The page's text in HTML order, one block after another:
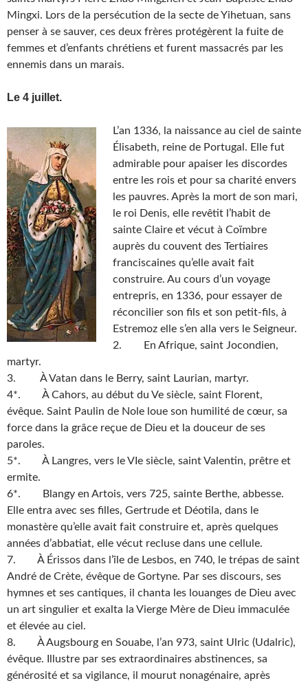
Mingxi. Lors de la persécution de la secte de Yihetuan, sans
penser à se sauver, ces deux frères protégèrent la fuite de
femmes et d’enfants chrétiens et furent massacrés par les
ennemis dans un marais.
Le 4 juillet.
L’an 1336, la naissance au ciel de sainte
Élisabeth, reine de Portugal. Elle fut
admirable pour apaiser les discordes
entre les rois et pour sa charité envers
les pauvres. Après la mort de son mari,
le roi Denis, elle revêtit l’habit de
sainte Claire et vécut à Coïmbre
auprès du couvent des Tertiaires
franciscaines qu’elle avait fait
construire. Au cours d’un voyage
entrepris, en 1336, pour essayer de
réconcilier son fils et son petit-fils, à
Estremoz elle s’en alla vers le Seigneur.
2. En Afrique, saint Jocondien,
martyr.
3. À Vatan dans le Berry, saint Laurian, martyr.
4*. À Cahors, au début du Ve siècle, saint Florent,
évêque. Saint Paulin de Nole loue son humilité de cœur, sa
force dans la grâce reçue de Dieu et la douceur de ses
paroles.
5*. À Langres, vers le VIe siècle, saint Valentin, prêtre et
ermite.
6*. Blangy en Artois, vers 725, sainte Berthe, abbesse.
Elle entra avec ses filles, Gertrude et Déotila, dans le
monastère qu’elle avait fait construire et, après quelques
années d’abbatiat, elle vécut recluse dans une cellule.
7. À Érissos dans l’île de Lesbos, en 740, le trépas de saint
André de Crète, évêque de Gortyne. Par ses discours, ses
hymnes et ses cantiques, il chanta les louanges de Dieu avec
un art singulier et exalta la Vierge Mère de Dieu immaculée
et élevée au ciel.
8. À Augsbourg en Souabe, l’an 973, saint Ulric (Udalric),
évêque. Illustre par ses extraordinaires abstinences, sa
générosité et sa vigilance, il mourut nonagénaire, après